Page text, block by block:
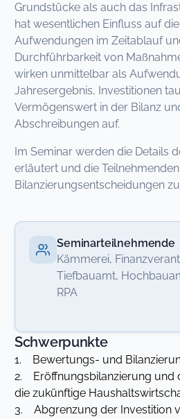
Grundstücke als auch das
hat wesentlichen Einfluss auf
Aufwendungen im Zeitablauf
Durchführbarkeit von
wirken unmittelbar als
Jahresergebnis, Investitionen
Vermögenswert in der Bilanz
Abschreibungen auf.
Im Seminar werden die Details
erläutert und die
Bilanzierungsentscheidungen
Seminarteilnehmende
Kämmerei,
Tiefbauamt,
RPA
Schwerpunkte
1. Bewertungs- und
2. Eröffnungsbilanzierung und
die zukünftige
3. Abgrenzung der Investition